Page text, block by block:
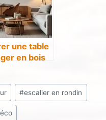
une table
en bois
#escalier en rondin